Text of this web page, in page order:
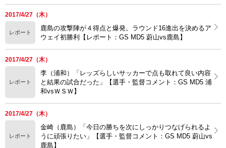
2017/4/27（木）
レポート
鹿島の攻撃陣が４得点と爆発。ラウンド16進出を決めるア
ウェイ初勝利【レポート：GS MD5 蔚山vs鹿島】
2017/4/27（木）
レポート
李（浦和）「レッズらしいサッカーで点も取れて良い内容
と結果の試合だった」【選手・監督コメント：GS MD5 浦
和vsＷＳＷ】
2017/4/27（木）
レポート
金崎（鹿島）「今日の勝ちを次にしっかりつなげられるよ
うに頑張りたい」【選手・監督コメント：GS MD5 蔚山vs
鹿島】